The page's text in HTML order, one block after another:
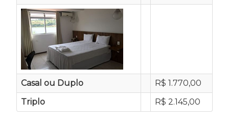
Casal ou Duplo
R$ 1.770,00
Triplo
R$ 2.145,00